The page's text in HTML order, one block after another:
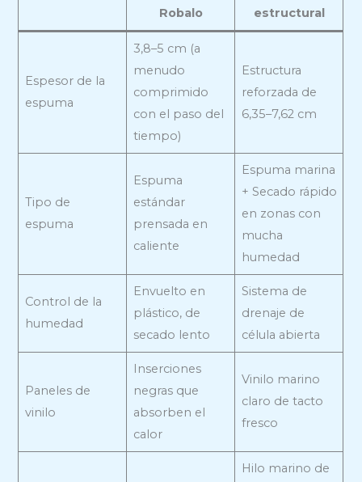
Robalo
estructural
Espesor de la
espuma
3,8–5 cm (a
menudo
comprimido
con el paso del
tiempo)
Estructura
reforzada de
6,35–7,62 cm
Tipo de
espuma
Espuma
estándar
prensada en
caliente
Espuma marina
+ Secado rápido
en zonas con
mucha
humedad
Control de la
humedad
Envuelto en
plástico, de
secado lento
Sistema de
drenaje de
célula abierta
Paneles de
vinilo
Inserciones
negras que
absorben el
calor
Vinilo marino
claro de tacto
fresco
Hilo marino de